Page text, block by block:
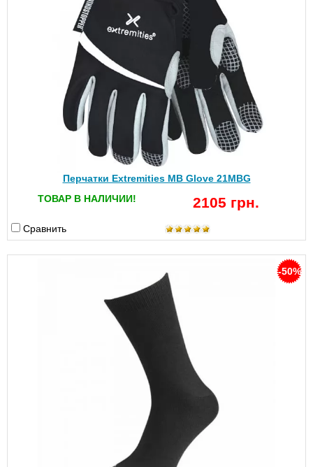
Перчатки Extremities MB Glove 21MBG
ТОВАР В НАЛИЧИИ!
2105 грн.
Сравнить
-50%